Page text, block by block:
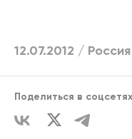
12.07.2012 / Россия
Поделиться в соцсетях